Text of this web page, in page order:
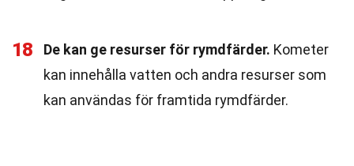
18 De kan ge resurser för rymdfärder. Kometer
kan innehålla vatten och andra resurser som
kan användas för framtida rymdfärder.